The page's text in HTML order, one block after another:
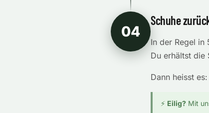
04
Schuhe
In der Regel in
Du erhältst die
Dann heisst
⚡ Eilig? Mit